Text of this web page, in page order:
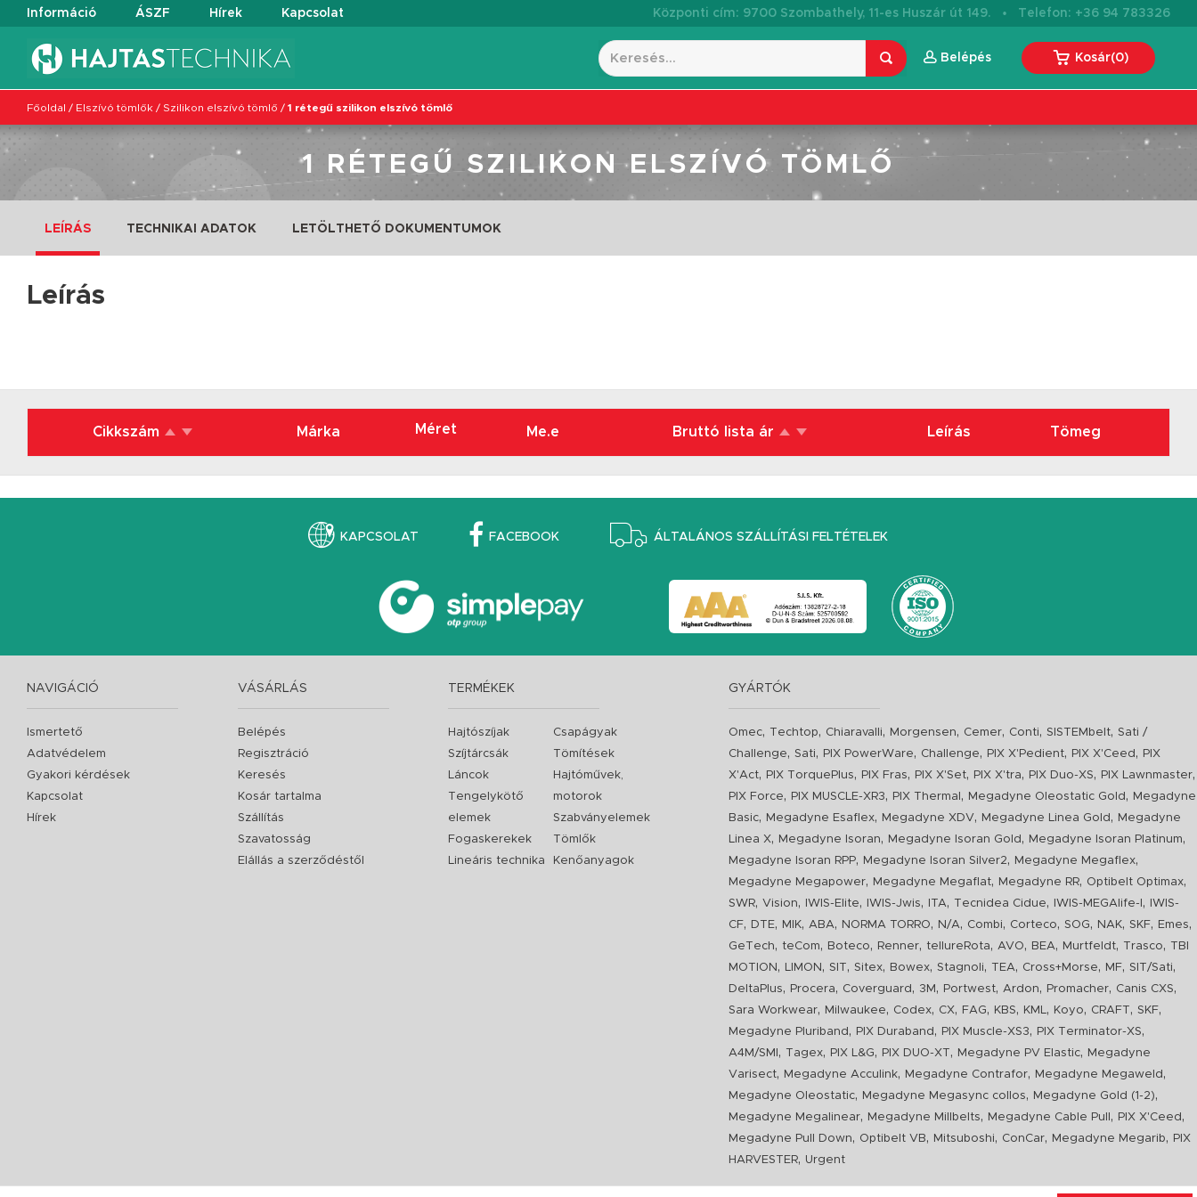
Információ ÁSZF Hírek Kapcsolat Központi cím: 9700 Szombathely, 11-es Huszár út 149. · Telefon: +36 94 783326
Belépés Kosár(0)
Főoldal / Elszívó tömlők / Szilikon elszívó tömlő / 1 rétegű szilikon elszívó tömlő
1 RÉTEGŰ SZILIKON ELSZÍVÓ TÖMLŐ
LEÍRÁS TECHNIKAI ADATOK LETÖLTHETŐ DOKUMENTUMOK
Leírás
Cikkszám Márka Méret Me.e Bruttó lista ár Leírás Tömeg
KAPCSOLAT FACEBOOK ÁLTALÁNOS SZÁLLÍTÁSI FELTÉTELEK
NAVIGÁCIÓ
Ismertető
Adatvédelem
Gyakori kérdések
Kapcsolat
Hírek
VÁSÁRLÁS
Belépés
Regisztráció
Keresés
Kosár tartalma
Szállítás
Szavatosság
Elállás a szerződéstől
TERMÉKEK
Hajtószíjak
Szíjtárcsák
Láncok
Tengelykötő
elemek
Fogaskerekek
Lineáris technika
Csapágyak
Tömítések
Hajtóművek,
motorok
Szabványelemek
Tömlők
Kenőanyagok
GYÁRTÓK
Omec, Techtop, Chiaravalli, Morgensen, Cemer, Conti,SISTEMbelt,Sati /
Challenge,Sati, PIX PowerWare, Challenge, PIX X'Pedient, PIX X'Ceed ,
PIX
X'Act, PIX TorquePlus, PIX Fras, PIX X'Set, PIX X'tra, PIX Duo-XS, PIX Lawnmaster,
PIX Force, PIX MUSCLE-XR3, PIX Thermal , Megadyne Oleostatic Gold ,
Megadyne
Basic, Megadyne Esaflex, Megadyne XDV, Megadyne Linea Gold ,
Megadyne
Linea X, Megadyne Isoran, Megadyne Isoran Gold , Megadyne Isoran Platinum,
Megadyne Isoran RPP, Megadyne Isoran Silver2, Megadyne Megaflex,
Megadyne Megapower, Megadyne Megaflat, Megadyne RR, Optibelt Optimax,
SWR,Vision, IWIS-Elite, IWIS-Jwis, ITA, Tecnidea Cidue, IWIS-MEGAlife-I ,
IWIS-
CF, DTE, MIK, ABA, NORMA TORRO, N/A, Combi, Corteco,SOG, NAK,SKF, Emes,
GeTech, teCom, Boteco, Renner, tellureRota, AVO, BEA, Murtfeldt, Trasco, TBI
MOTION , LIMON ,SIT,Sitex, Bowex,Stagnoli, TEA, Cross+Morse, MF,SIT/Sati,
DeltaPlus, Procera, Coverguard , 3M , Portwest, Ardon, Promacher, Canis CXS,
Sara Workwear, Milwaukee, Codex, CX, FAG, KBS, KML, Koyo, CRAFT,SKF,
Megadyne Pluriband , PIX Duraband , PIX Muscle-XS3, PIX Terminator-XS,
A4M/SMI , Tagex, PIX L&G, PIX DUO-XT, Megadyne PV Elastic,
Megadyne
Varisect, Megadyne Acculink, Megadyne Contrafor, Megadyne Megaweld ,
Megadyne Oleostatic, Megadyne Megasync collos, Megadyne Gold (1-2),
Megadyne Megalinear, Megadyne Millbelts, Megadyne Cable Pull , PIX X'Ceed ,
Megadyne Pull Down, Optibelt VB, Mitsuboshi, ConCar, Megadyne Megarib,
PIX
HARVESTER, Urgent